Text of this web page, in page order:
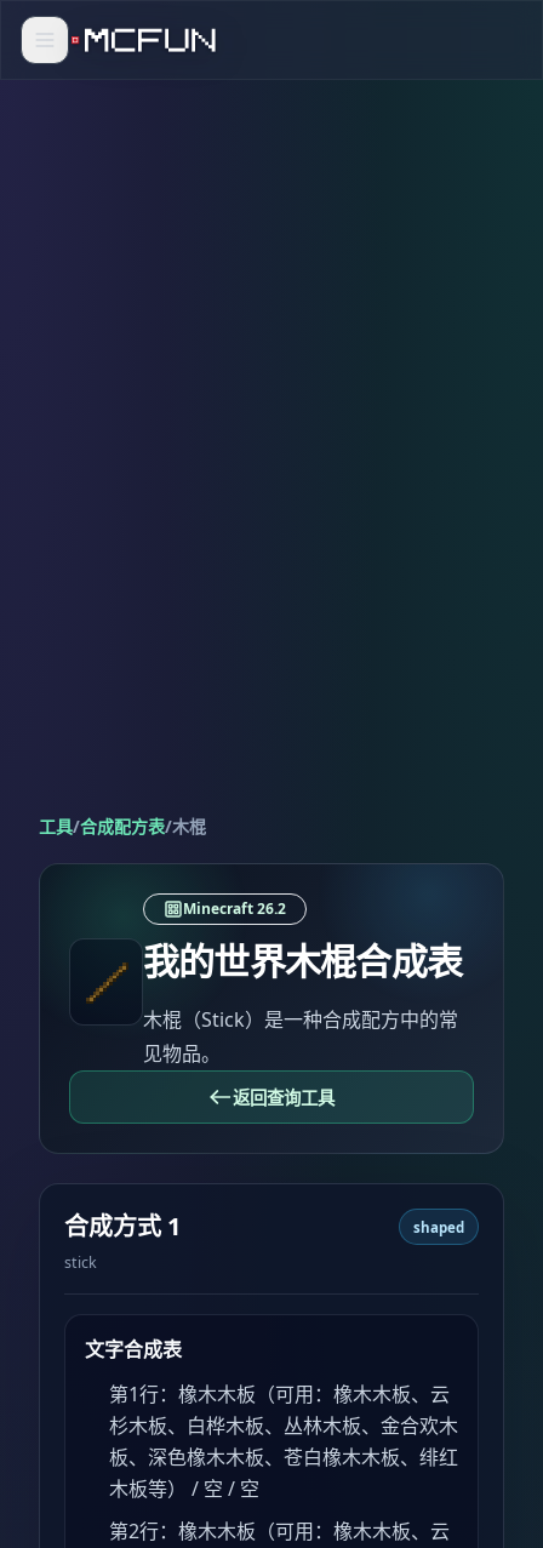
工具/合成配方表/木棍
Minecraft 26.2
我的世界木棍合成表
木棍（Stick）是一种合成配方中的常
见物品。
返回查询工具
合成方式 1
stick
shaped
文字合成表
第1行：橡木木板（可用：橡木木板、云
杉木板、白桦木板、丛林木板、金合欢木
板、深色橡木木板、苍白橡木木板、绯红
木板等） / 空 / 空
第2行：橡木木板（可用：橡木木板、云